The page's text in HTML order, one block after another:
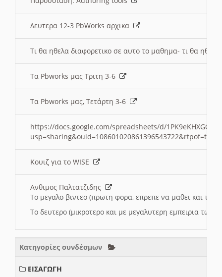
Δευτερα 12-3 PbWorks αρχικα
Τι θα ηθελα διαφορετικο σε αυτο το μαθημα- τι θα
Τα Pbworks μας Τριτη 3-6
Τα Pbworks μας, Τετάρτη 3-6
https://docs.google.com/spreadsheets/d/
Κουιζ για το WISE
Ανθιμος Παλτατζιδης
Το μεγαλο βιντεο (πρωτη φορα, επρεπε να μαθει και το
Το δευτερο (μικροτερο και με μεγαλυτερη εμπειρια
Κατηγορίες συνδέσμων
ΕΙΣΑΓΩΓΗ